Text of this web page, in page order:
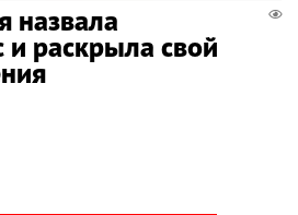
назвала
раскрыла свой